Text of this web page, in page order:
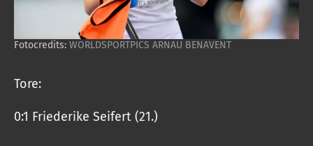
Fotocredits: WORLDSPORTPICS ARNAU BENAVENT
Tore:
0:1 Friederike Seifert (21.)